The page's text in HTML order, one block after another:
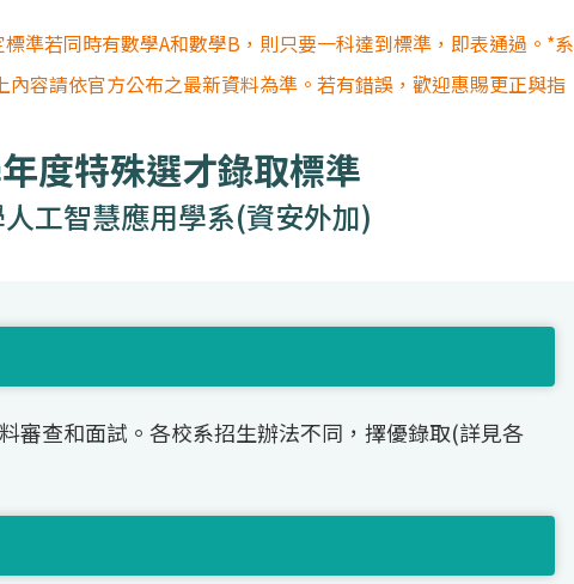
準若同時有數學A和數學B，則只要一科達到標準，即表通過。*系
容請依官方公布之最新資料為準。若有錯誤，歡迎惠賜更正與指
度特殊選才錄取標準
工智慧應用學系(資安外加)
審查和面試。各校系招生辦法不同，擇優錄取(詳見各